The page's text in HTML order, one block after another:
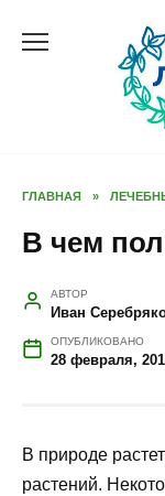
ГЛАВНАЯ »
В чем
АВТОР
Иван
ОПУБЛИКОВАНО
28 февраля,
В природе
растений.